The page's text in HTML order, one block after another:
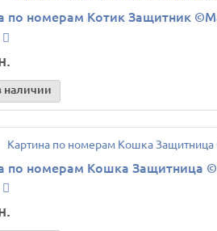
по номерам Котик Защитник
наличии
по номерам Кошка Защитница